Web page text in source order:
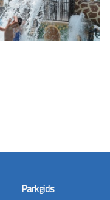
Parkgids